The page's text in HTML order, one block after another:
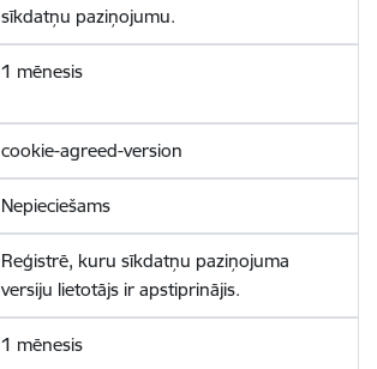
sīkdatņu paziņojumu.
1 mēnesis
cookie-agreed-version
Nepieciešams
Reģistrē, kuru sīkdatņu paziņojuma
versiju lietotājs ir apstiprinājis.
1 mēnesis